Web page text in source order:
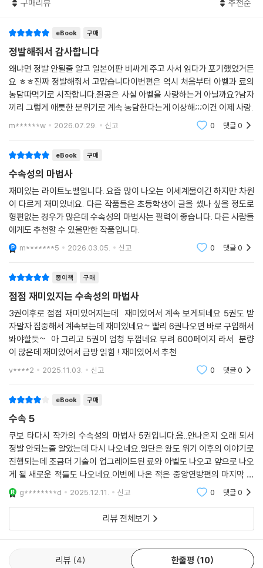
구매리뷰 추천순
eBook 구매
정발해줘서 감사합니다
왜냐면 정발 안될줄 알고 일본어판 비싸게 주고 사서 읽다가 포기했었거든
요 ㅎㅎ진짜 정발해줘서 고맙습니다이번편은 역시 처음부터 아벨과 료의
농담따먹기로 시작합니다.쥔공은 사실 아벨을 사랑하는거 아닐까요?남자
끼리 그렇게 애틋한 분위기로 계속 농담한다는게 이상해;;;이건 이제 사랑.
m******w 2026.07.29. 신고 0 댓글0
eBook 구매
수속성의 마법사
재미있는 라이트노벨입니다. 요즘 많이 나오는 이세계물이긴 하지만 차원
이 다르게 재미있네요. 다른 작품들은 초등학생이 글을 썼나 싶을 정도로
형편없는 경우가 많은데 수속성의 마법사는 필력이 좋습니다. 다른 사람들
에게도 추천할 수 있을만한 작품입니다.
m*******5 2026.03.05. 신고 0 댓글0
종이책 구매
점점 재미있지는 수속성의 마법사
3권이후로 점점 재미있어지는데 재미있어서 계속 보게되네요 5권도 받
자말자 집중해서 계속보는데 재미있네요~ 빨리 6권나오면 바로 구입해서
봐야할듯~ 아 그리고 5권이 엄청 두껍네요 무려 600페이지 라서 분량
이 많은데 재미있어서 금방 읽힘 ! 재미있어서 추천
v****2 2025.11.03. 신고 0 댓글0
eBook 구매
수속 5
쿠보 타다시 작가의 수속성의 마법사 5권입니다.음..안나온지 오래 되서
정발 안되는줄 알았는데 다시 나오네요.일단은 왕도 위기 이후의 이야기로
진행되는데 조금더 기술이 업그레이드된 료와 아벨도 나오고 앞으로 나오
게 될 새로운 적들도 나오네요.이번에 나온 적은 중앙연방편의 마지막 보
스일거 같은 느낌이 드는데 어떨지..타 플렛폼에서 6권까지는 나왔는데 그
이후로 계속 정발
g********d 2025.12.11. 신고 0 댓글0
리뷰 전체보기
리뷰 4 한줄평 10